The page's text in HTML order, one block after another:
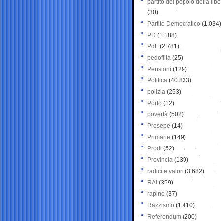
partito del popolo della
(30)
Partito Democratico (1.034)
PD (1.188)
PdL (2.781)
pedofilia (25)
Pensioni (129)
Politica (40.833)
polizia (253)
Porto (12)
povertà (502)
Presepe (14)
Primarie (149)
Prodi (52)
Provincia (139)
radici e valori (3.682)
RAI (359)
rapine (37)
Razzismo (1.410)
Referendum (200)